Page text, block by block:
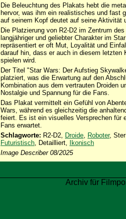
Die Beleuchtung des Plakats hebt die
hervor, was ihm ein realistisches und fast
auf seinem Kopf deutet auf seine Aktivität
Die Platzierung von R2-D2 im Zentrum
langjähriger und geliebter Charakter im
repräsentiert er oft Mut, Loyalität und
darauf hin, dass er auch in diesem letzten
spielen wird.
Der Titel "Star Wars: Der Aufstieg
platziert, was die Erwartung auf den
Kombination aus dem vertrauten Droiden
Nostalgie und Spannung für die Fans.
Das Plakat vermittelt ein Gefühl von
Wars, während es gleichzeitig die
feiert. Es ist ein visuelles Versprechen für
Fans erwartet.
Schlagworte: R2-D2, Droide, Roboter,
Futuristisch, Detailliert,
Ikonisch
Image Describer 08/2025
Archiv für